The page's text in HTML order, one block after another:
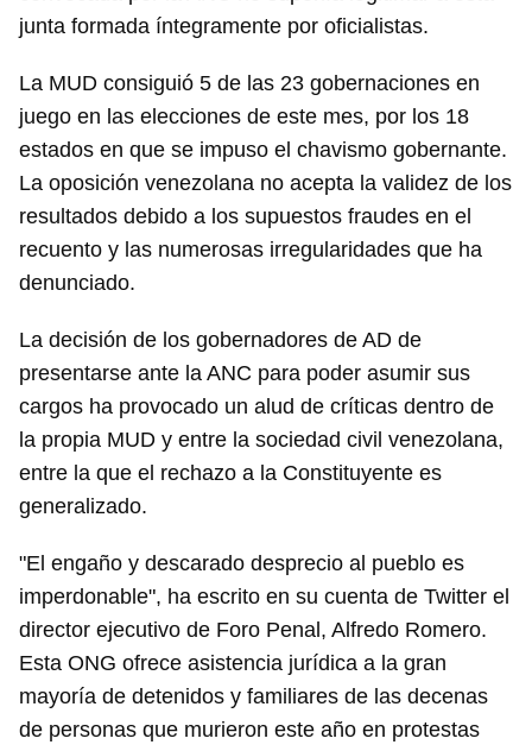
junta formada íntegramente por oficialistas.
La MUD consiguió 5 de las 23 gobernaciones en
juego en las elecciones de este mes, por los 18
estados en que se impuso el chavismo gobernante.
La oposición venezolana no acepta la validez de los
resultados debido a los supuestos fraudes en el
recuento y las numerosas irregularidades que ha
denunciado.
La decisión de los gobernadores de AD de
presentarse ante la ANC para poder asumir sus
cargos ha provocado un alud de críticas dentro de
la propia MUD y entre la sociedad civil venezolana,
entre la que el rechazo a la Constituyente es
generalizado.
"El engaño y descarado desprecio al pueblo es
imperdonable", ha escrito en su cuenta de Twitter el
director ejecutivo de Foro Penal, Alfredo Romero.
Esta ONG ofrece asistencia jurídica a la gran
mayoría de detenidos y familiares de las decenas
de personas que murieron este año en protestas